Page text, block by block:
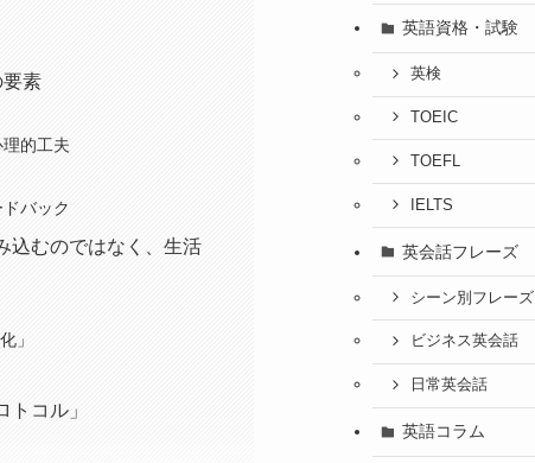
素
的工夫
バック
込むのではなく、生活
」
コル」
英語資格・試験
英検
TOEIC
TOEFL
IELTS
英会話フレーズ
シーン別フレーズ
ビジネス英会話
日常英会話
英語コラム